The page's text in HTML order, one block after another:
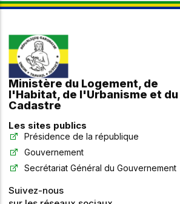
Ministère du Logement, de
l'Habitat, de l'Urbanisme et du
Cadastre
Les sites publics
Présidence de la république
Gouvernement
Secrétariat Général du Gouvernement
Suivez-nous